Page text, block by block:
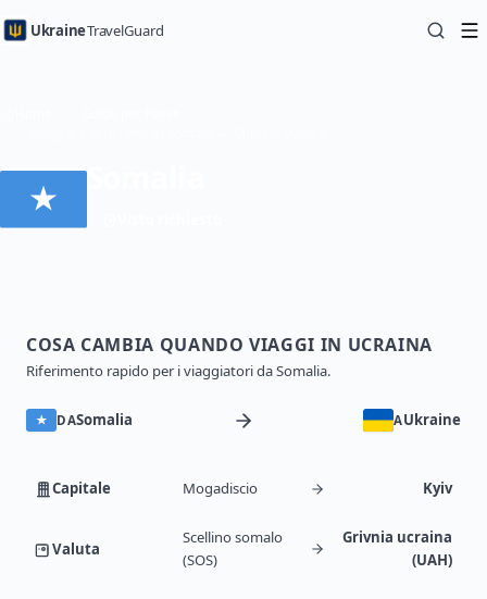
UkraineTravelGuard
COSA CAMBIA QUANDO VIAGGI IN UCRAINA
Riferimento rapido per i viaggiatori da Somalia.
DASomalia AUkraine
Capitale Mogadiscio Kyiv
Valuta
Scellino somalo
(SOS)
Grivnia ucraina
(UAH)